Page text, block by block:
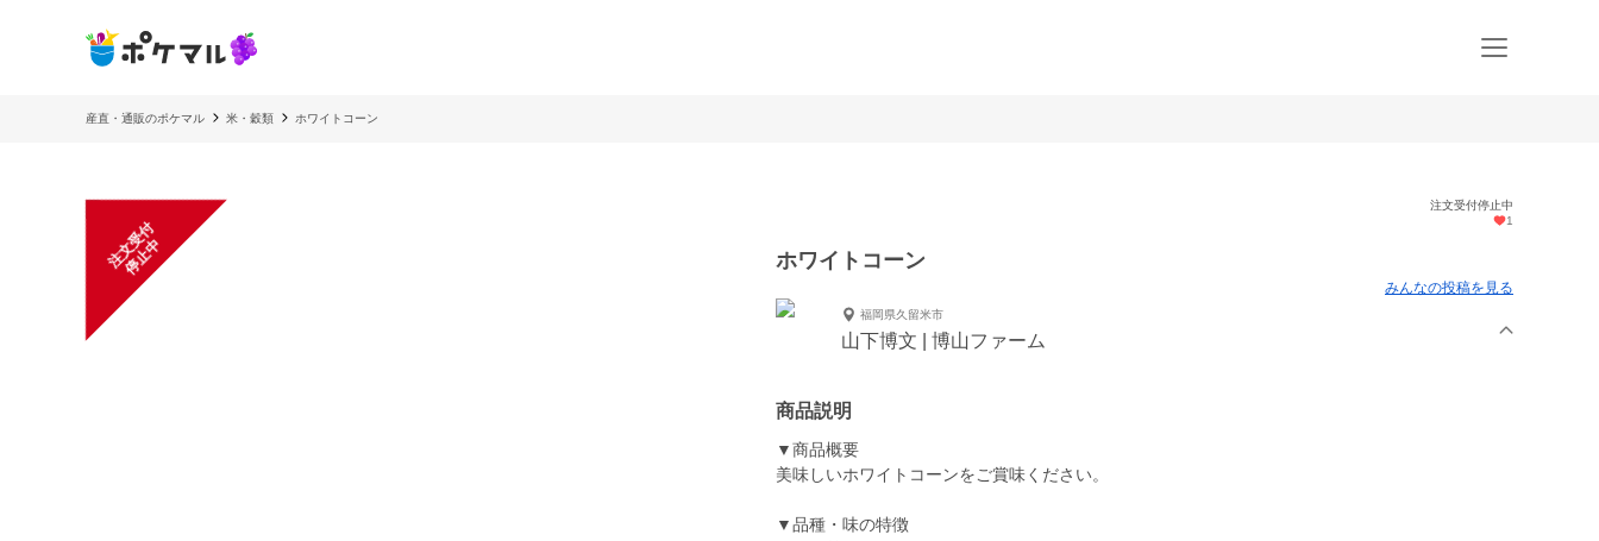
産直・通販のポケマル 米・穀類 ホワイトコーン
注
文
受
付
停
止
中
注文受付停止中
1
ホワイトコーン
みんなの投稿を見る
福岡県久留米市
山下博文 | 博山ファーム
商品説明
▼商品概要
美味しいホワイトコーンをご賞味ください。
▼品種・味の特徴